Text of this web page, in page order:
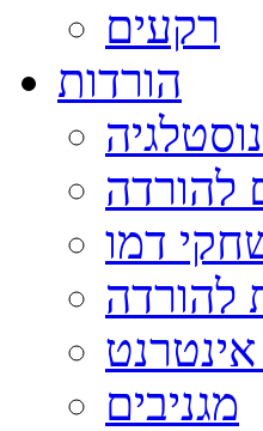
רקעים
הורדות
להורדה
דמו
להורדה
אינטרנט
מגניבים